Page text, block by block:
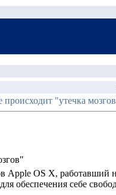
"утечка
Apple OS X, работавший
обеспечения себе